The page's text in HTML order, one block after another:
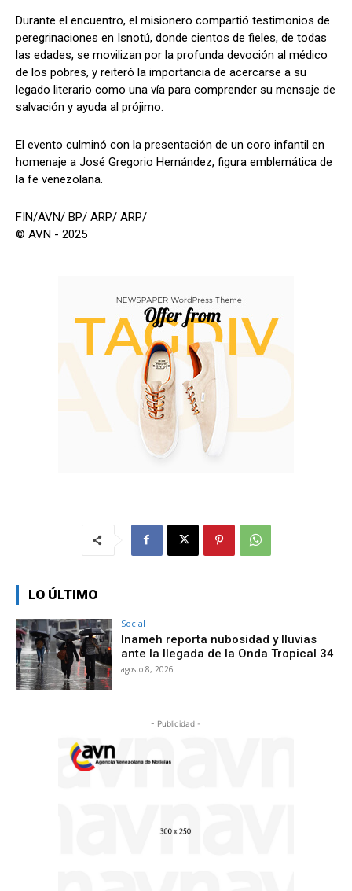
Durante el encuentro, el misionero compartió testimonios de
peregrinaciones en Isnotú, donde cientos de fieles, de todas
las edades, se movilizan por la profunda devoción al médico
de los pobres, y reiteró la importancia de acercarse a su
legado literario como una vía para comprender su mensaje de
salvación y ayuda al prójimo.
El evento culminó con la presentación de un coro infantil en
homenaje a José Gregorio Hernández, figura emblemática de
la fe venezolana.
FIN/AVN/ BP/ ARP/ ARP/
© AVN - 2025
LO ÚLTIMO
Social
Inameh reporta nubosidad y lluvias
ante la llegada de la Onda Tropical 34
agosto 8, 2026
- Publicidad -